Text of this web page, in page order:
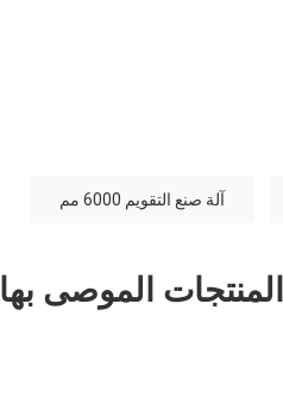
آلة صنع التقويم 6000 مم
المنتجات الموصى بها